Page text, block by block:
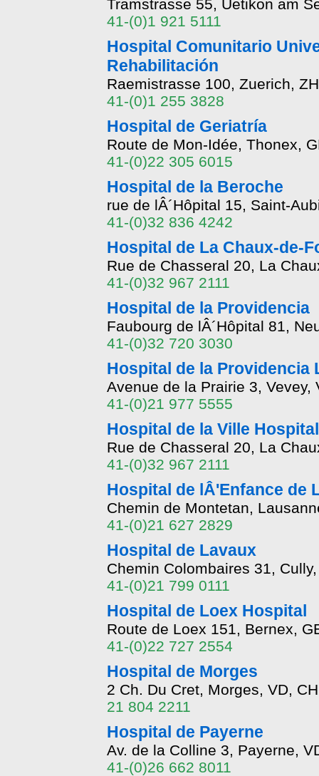
Tramstrasse 55, Uetikon am
41-(0)1 921 5111
Hospital Comunitario
Rehabilitación
Raemistrasse 100, Zuerich,
41-(0)1 255 3828
Hospital de Geriatría
Route de Mon-Idée, Thonex,
41-(0)22 305 6015
Hospital de la Beroche
rue de lÂ´Hôpital 15, Saint-
41-(0)32 836 4242
Hospital de La Chaux-de-
Rue de Chasseral 20, La
41-(0)32 967 2111
Hospital de la Providencia
Faubourg de lÂ´Hôpital 81,
41-(0)32 720 3030
Hospital de la Providencia
Avenue de la Prairie 3, Vevey,
41-(0)21 977 5555
Hospital de la Ville
Rue de Chasseral 20, La
41-(0)32 967 2111
Hospital de lÂ'Enfance de
Chemin de Montetan,
41-(0)21 627 2829
Hospital de Lavaux
Chemin Colombaires 31,
41-(0)21 799 0111
Hospital de Loex Hospital
Route de Loex 151, Bernex,
41-(0)22 727 2554
Hospital de Morges
2 Ch. Du Cret, Morges, VD,
21 804 2211
Hospital de Payerne
Av. de la Colline 3, Payerne,
41-(0)26 662 8011